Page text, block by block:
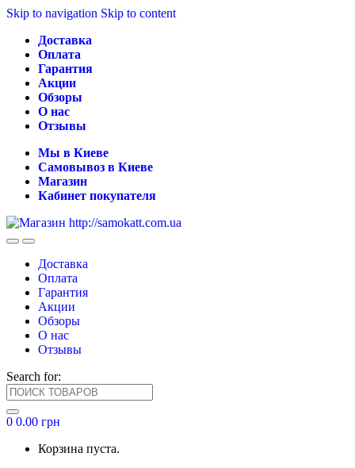
Skip to navigation Skip to content
Доставка
Оплата
Гарантия
Акции
Обзоры
О нас
Отзывы
Мы в Киеве
Самовывоз в Киеве
Магазин
Кабинет покупателя
Доставка
Оплата
Гарантия
Акции
Обзоры
О нас
Отзывы
Search for:
0 0.00 грн
Корзина пуста.